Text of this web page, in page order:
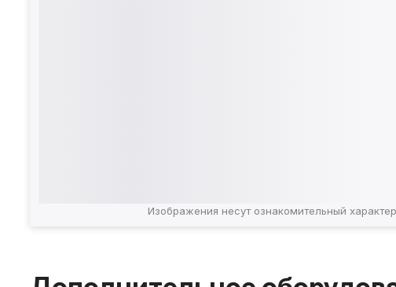
Изображения несут ознакомительный характер